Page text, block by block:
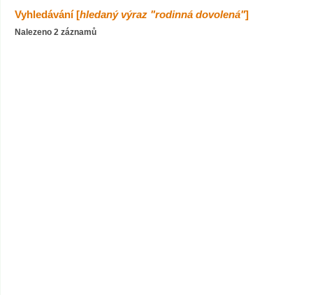
Vyhledávání [hledaný výraz "rodinná dovolená"]
Nalezeno 2 záznamů